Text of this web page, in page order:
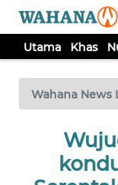
Utama Khas
Wahana News
TV
Tutup
KHAS